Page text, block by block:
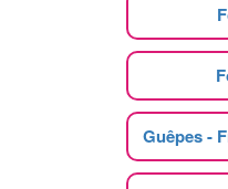
Guêpes -